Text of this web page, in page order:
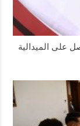
على الميدالية